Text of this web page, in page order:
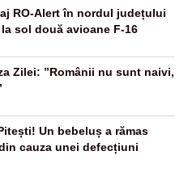
RO-Alert în nordul județului
sol două avioane F-16
Zilei: ”Românii nu sunt naivi,
Un bebeluș a rămas
cauza unei defecțiuni